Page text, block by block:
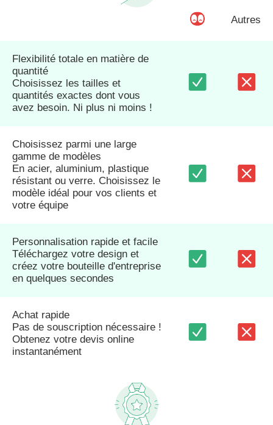
Autres
Flexibilité totale en matière de
quantité
Choisissez les tailles et
quantités exactes dont vous
avez besoin. Ni plus ni moins !
Choisissez parmi une large
gamme de modèles
En acier, aluminium, plastique
résistant ou verre. Choisissez le
modèle idéal pour vos clients et
votre équipe
Personnalisation rapide et facile
Téléchargez votre design et
créez votre bouteille d'entreprise
en quelques secondes
Achat rapide
Pas de souscription nécessaire !
Obtenez votre devis online
instantanément